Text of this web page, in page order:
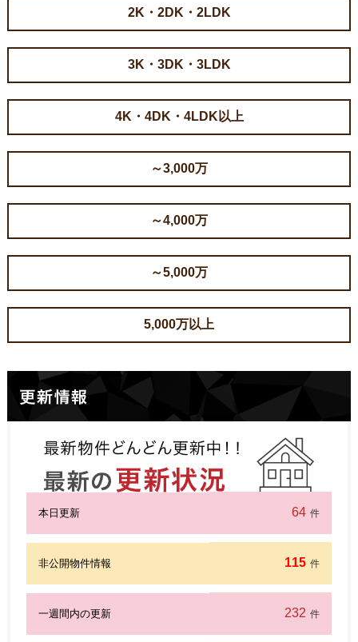
2K・2DK・2LDK
3K・3DK・3LDK
4K・4DK・4LDK以上
～3,000万
～4,000万
～5,000万
5,000万以上
本日更新 64 件
非公開物件情報 115 件
一週間内の更新 232 件